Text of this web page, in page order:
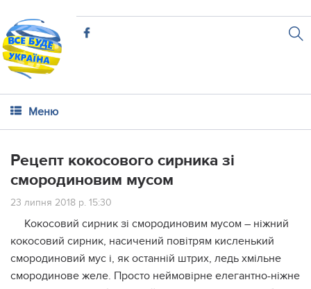
Меню
Рецепт кокосового сирника зі
смородиновим мусом
23 липня 2018 р. 15:30
Кокосовий сирник зі смородиновим мусом – ніжний
кокосовий сирник, насичений повітрям кисленький
смородиновий мус і, як останній штрих, ледь хмільне
смородинове желе. Просто неймовірне елегантно-ніжне